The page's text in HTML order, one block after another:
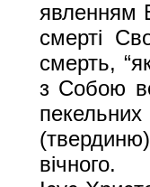
явленням
смерті
смерть,
з Собою
вічного.